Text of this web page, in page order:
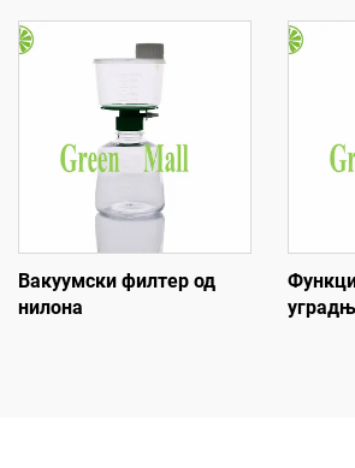
Вакуумски филтер од
нилона